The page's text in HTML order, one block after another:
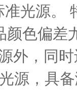
准光源。
颜色偏差
外，同
源，具